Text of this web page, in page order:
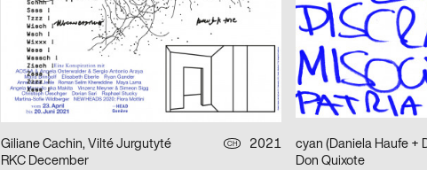
Neo Neo CH
2021
Neo Neo
Am Stram Gram
Tristesse, Stählin Alena
2021
Kunsttage Basel 2021
Tristesse
Giliane Cachin, Vilté Jurgutyté CH
2021
RKC December
cyan (Daniela Haufe +
Don Quixote